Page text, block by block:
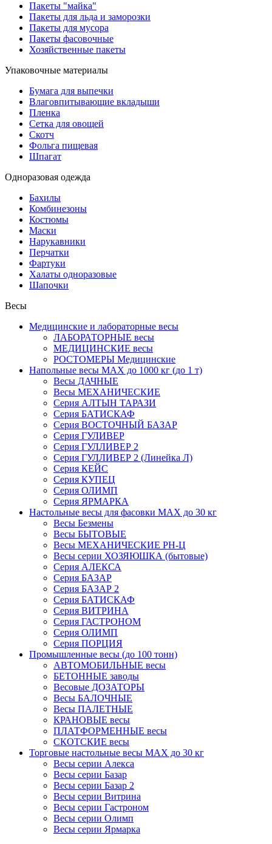
Пакеты "майка"
Пакеты для льда и заморозки
Пакеты для мусора
Пакеты фасовочные
Хозяйственные пакеты
Упаковочные материалы
Бумага для выпечки
Влаговпитывающие вкладыши
Пленка
Сетка для овощей
Скотч
Фольга пищевая
Шпагат
Одноразовая одежда
Бахилы
Комбинезоны
Костюмы
Маски
Нарукавники
Перчатки
Фартуки
Халаты одноразовые
Шапочки
Весы
Медицинские и лабораторные весы
ЛАБОРАТОРНЫЕ весы
МЕДИЦИНСКИЕ весы
РОСТОМЕРЫ Медицинские
Напольные весы MAX до 1000 кг (до 1 т)
Весы ДАЧНЫЕ
Весы МЕХАНИЧЕСКИЕ
Серия АЛТЫН ТАРАЗИ
Серия БАТИСКАФ
Серия ВОСТОЧНЫЙ БАЗАР
Серия ГУЛИВЕР
Серия ГУЛЛИВЕР 2
Серия ГУЛЛИВЕР 2 (Линейка Л)
Серия КЕЙС
Серия КУПЕЦ
Серия ОЛИМП
Серия ЯРМАРКА
Настольные весы для фасовки MAX до 30 кг
Весы Безмены
Весы БЫТОВЫЕ
Весы МЕХАНИЧЕСКИЕ РН-Ц
Весы серии ХОЗЯЮШКА (бытовые)
Серия АЛЕКСА
Серия БАЗАР
Серия БАЗАР 2
Серия БАТИСКАФ
Серия ВИТРИНА
Серия ГАСТРОНОМ
Серия ОЛИМП
Серия ПОРЦИЯ
Промышленные весы (до 100 тонн)
АВТОМОБИЛЬНЫЕ весы
БЕТОННЫЕ заводы
Весовые ДОЗАТОРЫ
Весы БАЛОЧНЫЕ
Весы ПАЛЕТНЫЕ
КРАНОВЫЕ весы
ПЛАТФОРМЕННЫЕ весы
СКОТСКИЕ весы
Торговые настольные весы MAX до 30 кг
Весы серии Алекса
Весы серии Базар
Весы серии Базар 2
Весы серии Витрина
Весы серии Гастроном
Весы серии Олимп
Весы серии Ярмарка